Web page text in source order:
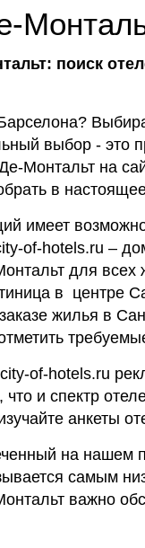
поиск
выбор - это
Монтальт на
в
имеет
of-hotels.ru –
для
в центре
жилья в
of-hotels.ru
и спектр
анкеты
на нашем
самым
важно